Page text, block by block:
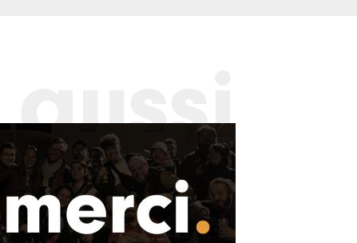
aussi